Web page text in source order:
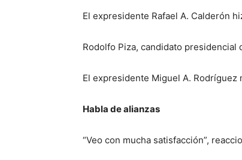
El expresidente Rafael A. Calderón
Rodolfo Piza, candidato
El expresidente Miguel A.
Habla de alianzas
“Veo con mucha satisfacción”,